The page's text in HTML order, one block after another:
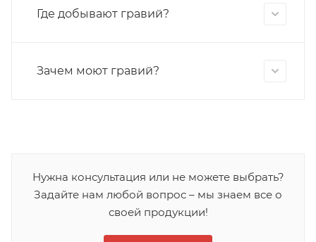
Где добывают гравий?
Зачем моют гравий?
Нужна консультация или не можете выбрать?
Задайте нам любой вопрос – мы знаем все о
своей продукции!